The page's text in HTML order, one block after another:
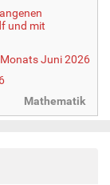
und mit
Juni 2026
Mathematik